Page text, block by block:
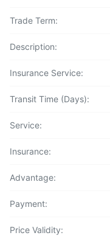
Trade Term:
Description:
Insurance Service:
Transit Time (Days):
Service:
Insurance:
Advantage:
Payment:
Price Validity: